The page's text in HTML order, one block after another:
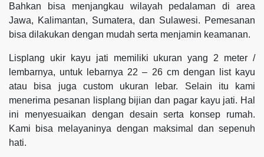
Bahkan bisa menjangkau wilayah pedalaman di area
Jawa, Kalimantan, Sumatera, dan Sulawesi. Pemesanan
bisa dilakukan dengan mudah serta menjamin keamanan.
Lisplang ukir kayu jati memiliki ukuran yang 2 meter /
lembarnya, untuk lebarnya 22 – 26 cm dengan list kayu
atau bisa juga custom ukuran lebar. Selain itu kami
menerima pesanan lisplang bijian dan pagar kayu jati. Hal
ini menyesuaikan dengan desain serta konsep rumah.
Kami bisa melayaninya dengan maksimal dan sepenuh
hati.